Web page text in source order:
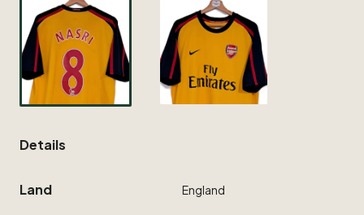
Details
Land England